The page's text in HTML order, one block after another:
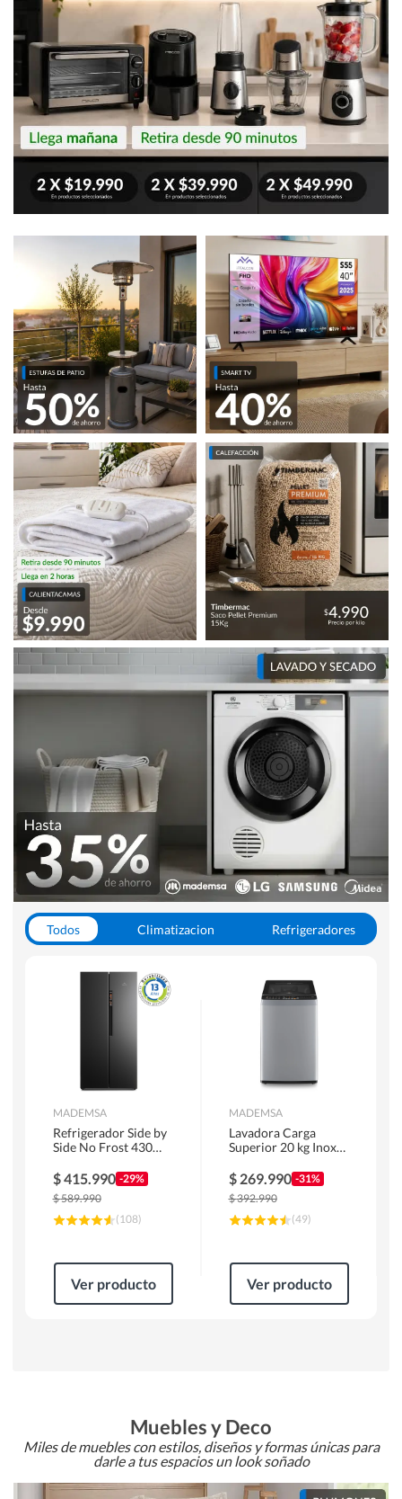
Todos Climatizacion
Refrigeradores
Hornos y Microondas
MADEMSA
Refrigerador Side by
Side No Frost 430
MAS430B
$415.990 -29%
$589.990
(108)
Ver producto
MADEMSA
Lavadora Carga
Superior 20 kg Inox
$ 269.990 -31%
$392.990
(49)
Ver producto
Muebles y Deco
Miles de muebles con estilos, diseños y formas únicas para
darle a tus espacios un look soñado